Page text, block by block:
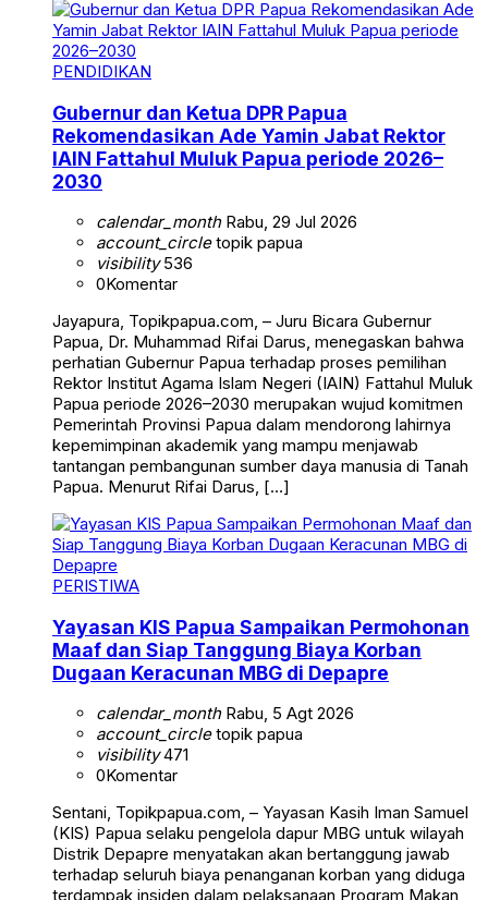
PENDIDIKAN
Gubernur dan Ketua DPR Papua
Rekomendasikan Ade Yamin Jabat Rektor
IAIN Fattahul Muluk Papua periode 2026–
2030
calendar_monthRabu, 29 Jul 2026
account_circletopik papua
visibility536
0Komentar
Jayapura, Topikpapua.com, – Juru Bicara Gubernur
Papua, Dr. Muhammad Rifai Darus, menegaskan bahwa
perhatian Gubernur Papua terhadap proses pemilihan
Rektor Institut Agama Islam Negeri (IAIN) Fattahul Muluk
Papua periode 2026–2030 merupakan wujud komitmen
Pemerintah Provinsi Papua dalam mendorong lahirnya
kepemimpinan akademik yang mampu menjawab
tantangan pembangunan sumber daya manusia di Tanah
Papua. Menurut Rifai Darus, […]
PERISTIWA
Yayasan KIS Papua Sampaikan Permohonan
Maaf dan Siap Tanggung Biaya Korban
Dugaan Keracunan MBG di Depapre
calendar_monthRabu, 5 Agt 2026
account_circletopik papua
visibility471
0Komentar
Sentani, Topikpapua.com, – Yayasan Kasih Iman Samuel
(KIS) Papua selaku pengelola dapur MBG untuk wilayah
Distrik Depapre menyatakan akan bertanggung jawab
terhadap seluruh biaya penanganan korban yang diduga
terdampak insiden dalam pelaksanaan Program Makan